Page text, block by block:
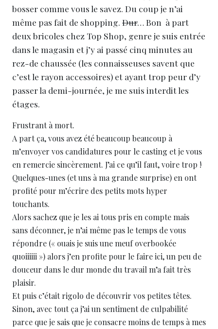
bosser comme vous le savez. Du coup je n’ai
même pas fait de shopping. Dur… Bon à part
deux bricoles chez Top Shop, genre je suis entrée
dans le magasin et j’y ai passé cinq minutes au
rez-de chaussée (les connaisseuses savent que
c’est le rayon accessoires) et ayant trop peur d’y
passer la demi-journée, je me suis interdit les
étages.
Frustrant à mort.
A part ça, vous avez été beaucoup beaucoup à
m’envoyer vos candidatures pour le casting et je vous
en remercie sincèrement. J’ai ce qu’il faut, voire trop !
Quelques-unes (et uns à ma grande surprise) en ont
profité pour m’écrire des petits mots hyper
touchants.
Alors sachez que je les ai tous pris en compte mais
sans déconner, je n’ai même pas le temps de vous
répondre (« ouais je suis une meuf overbookée
quoiiiiii ») alors j’en profite pour le faire ici, un peu de
douceur dans le dur monde du travail m’a fait très
plaisir.
Et puis c’était rigolo de découvrir vos petites têtes.
Sinon, avec tout ça j’ai un sentiment de culpabilité
parce que je sais que je consacre moins de temps à mes